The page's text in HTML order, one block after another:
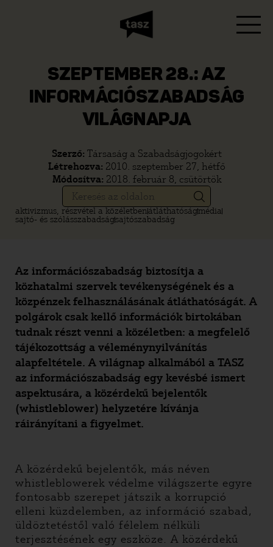
SZEPTEMBER 28.: AZ
INFORMÁCIÓSZABADSÁG
VILÁGNAPJA
Szerző: Társaság a Szabadságjogokért
Létrehozva: 2010. szeptember 27, hétfő
Módosítva: 2018. február 8, csütörtök
aktivizmus, részvétel a közéletbenátláthatóságmédia
sajtó- és szólásszabadságsajtószabadság
Az információszabadság biztosítja a
közhatalmi szervek tevékenységének és a
közpénzek felhasználásának átláthatóságát. A
polgárok csak kellő információk birtokában
tudnak részt venni a közéletben: a megfelelő
tájékozottság a véleménynyilvánítás
alapfeltétele. A világnap alkalmából a TASZ
az információszabadság egy kevésbé ismert
aspektusára, a közérdekű bejelentők
(whistleblower) helyzetére kívánja
ráirányítani a figyelmet.
A közérdekű bejelentők, más néven
whistleblowerek védelme világszerte egyre
fontosabb szerepet játszik a korrupció
elleni küzdelemben, az információ szabad,
üldöztetéstől való félelem nélküli
terjesztésének egy eszköze. A közérdekű